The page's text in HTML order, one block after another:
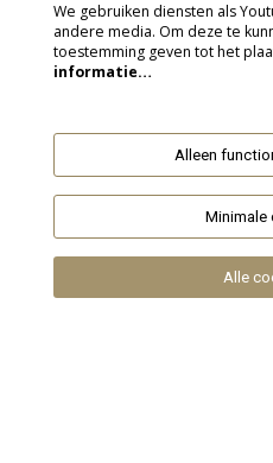
We gebruiken diensten als
andere media. Om deze te
toestemming geven tot het
informatie…
Alleen
Minimale
Alle